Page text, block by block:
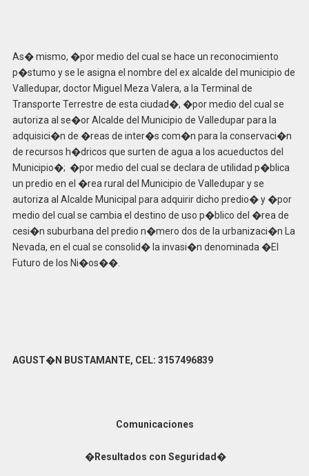
As� mismo, �por medio del cual se hace un reconocimiento
p�stumo y se le asigna el nombre del ex alcalde del municipio de
Valledupar, doctor Miguel Meza Valera, a la Terminal de
Transporte Terrestre de esta ciudad�, �por medio del cual se
autoriza al se�or Alcalde del Municipio de Valledupar para la
adquisici�n de �reas de inter�s com�n para la conservaci�n
de recursos h�dricos que surten de agua a los acueductos del
Municipio�; �por medio del cual se declara de utilidad p�blica
un predio en el �rea rural del Municipio de Valledupar y se
autoriza al Alcalde Municipal para adquirir dicho predio� y �por
medio del cual se cambia el destino de uso p�blico del �rea de
cesi�n suburbana del predio n�mero dos de la urbanizaci�n La
Nevada, en el cual se consolid� la invasi�n denominada �El
Futuro de los Ni�os��.
AGUST�N BUSTAMANTE, CEL: 3157496839
Comunicaciones
�Resultados con Seguridad�